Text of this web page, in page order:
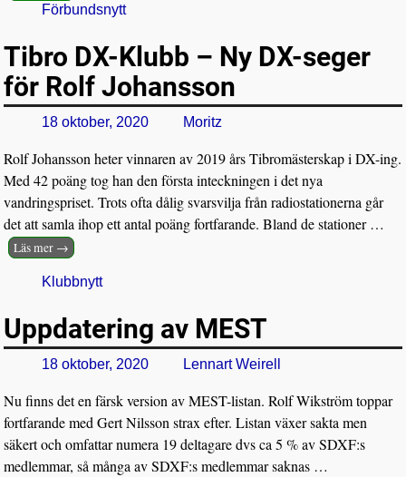
Förbundsnytt
Tibro DX-Klubb – Ny DX-seger
för Rolf Johansson
18 oktober, 2020 Moritz
Rolf Johansson heter vinnaren av 2019 års Tibromästerskap i DX-ing.
Med 42 poäng tog han den första inteckningen i det nya
vandringspriset. Trots ofta dålig svarsvilja från radiostationerna går
det att samla ihop ett antal poäng fortfarande. Bland de stationer …
Läs mer →
Klubbnytt
Uppdatering av MEST
18 oktober, 2020 Lennart Weirell
Nu finns det en färsk version av MEST-listan. Rolf Wikström toppar
fortfarande med Gert Nilsson strax efter. Listan växer sakta men
säkert och omfattar numera 19 deltagare dvs ca 5 % av SDXF:s
medlemmar, så många av SDXF:s medlemmar saknas …